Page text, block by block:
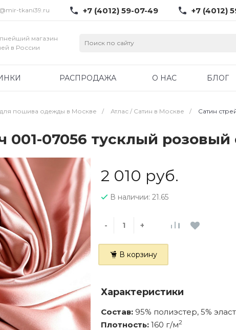
tkani39.ru +7 (4012) 59-07-49 +7 (4012)
магазин
в России
РАСПРОДАЖА О НАС БЛОГ
пошива одежды в Москве / Атлас / Cатин в Москве / Сатин
001-07056 тусклый
2 010 руб.
В наличии: 21.65
- +
В корзину
Характеристики
Состав: 95% полиэстер, 5%
Плотность: 160 г/м2